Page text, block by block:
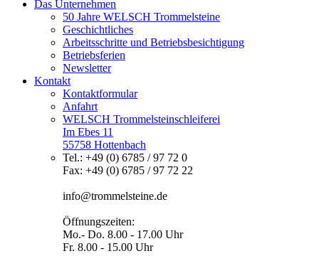
Das Unternehmen
50 Jahre WELSCH Trommelsteine
Geschichtliches
Arbeitsschritte und Betriebsbesichtigung
Betriebsferien
Newsletter
Kontakt
Kontaktformular
Anfahrt
WELSCH Trommelsteinschleiferei
Im Ebes 11
55758 Hottenbach
Tel.: +49 (0) 6785 / 97 72 0
Fax: +49 (0) 6785 / 97 72 22
info@trommelsteine.de
Öffnungszeiten:
Mo.- Do. 8.00 - 17.00 Uhr
Fr. 8.00 - 15.00 Uhr